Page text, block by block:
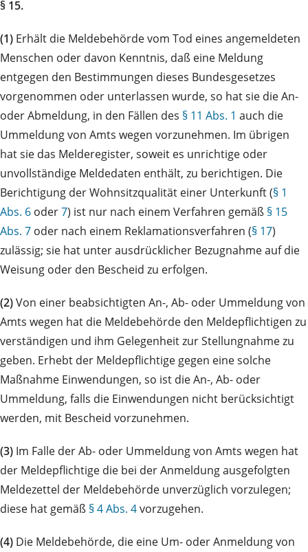
§ 15.
(1) Erhält die Meldebehörde vom Tod eines angemeldeten
Menschen oder davon Kenntnis, daß eine Meldung
entgegen den Bestimmungen dieses Bundesgesetzes
vorgenommen oder unterlassen wurde, so hat sie die An-
oder Abmeldung, in den Fällen des § 11 Abs. 1 auch die
Ummeldung von Amts wegen vorzunehmen. Im übrigen
hat sie das Melderegister, soweit es unrichtige oder
unvollständige Meldedaten enthält, zu berichtigen. Die
Berichtigung der Wohnsitzqualität einer Unterkunft (§ 1
Abs. 6 oder7) ist nur nach einem Verfahren gemäß § 15
Abs. 7 oder nach einem Reklamationsverfahren (§ 17)
zulässig; sie hat unter ausdrücklicher Bezugnahme auf die
Weisung oder den Bescheid zu erfolgen.
(2)Von einer beabsichtigten An-, Ab- oder Ummeldung von
Amts wegen hat die Meldebehörde den Meldepflichtigen zu
verständigen und ihm Gelegenheit zur Stellungnahme zu
geben. Erhebt der Meldepflichtige gegen eine solche
Maßnahme Einwendungen, so ist die An-, Ab- oder
Ummeldung, falls die Einwendungen nicht berücksichtigt
werden, mit Bescheid vorzunehmen.
(3) Im Falle der Ab- oder Ummeldung von Amts wegen hat
der Meldepflichtige die bei der Anmeldung ausgefolgten
Meldezettel der Meldebehörde unverzüglich vorzulegen;
diese hat gemäß § 4 Abs. 4vorzugehen.
(4) Die Meldebehörde, die eine Um- oder Anmeldung von